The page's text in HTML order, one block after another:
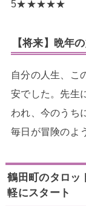
5★★★★★
【将来】晩年
自分の人生、こ
安でした。先生
われ、今のうち
毎日が冒険のよ
鶴田町のタロッ
軽にスタート